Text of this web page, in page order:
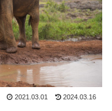
2021.03.01 2024.03.16